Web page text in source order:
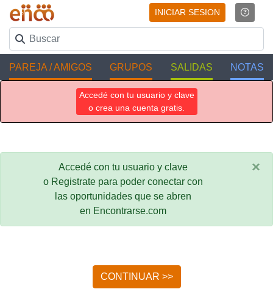
INICIAR SESION
PAREJA / AMIGOS GRUPOS SALIDAS NOTAS
Accedé con tu usuario y clave
o crea una cuenta gratis.
Accedé con tu usuario y clave
o Registrate para poder conectar con
las oportunidades que se abren
en Encontrarse.com
×
CONTINUAR >>